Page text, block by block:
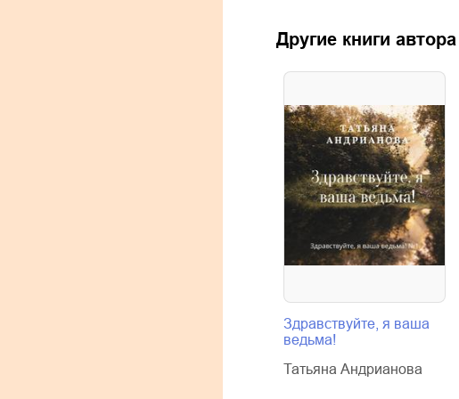
Другие книги автора
Здравствуйте, я ваша
ведьма!
Татьяна Андрианова